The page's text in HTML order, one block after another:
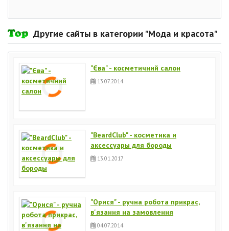
Другие сайты в категории "Мода и красота"
"Єва" - косметичний салон
13.07.2014
"BeardClub" - косметика и
аксессуары для бороды
13.01.2017
"Орися" - ручна робота прикрас,
в'язання на замовлення
04.07.2014